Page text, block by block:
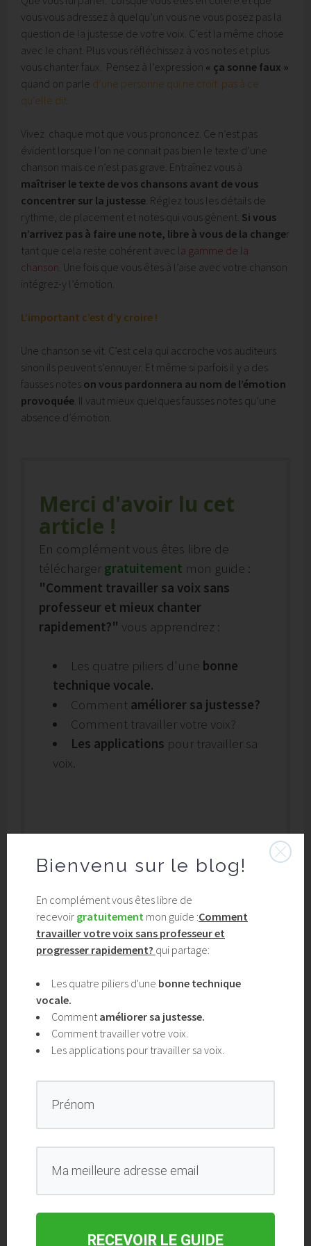
vous vous adressez à quelqu’un vous ne vous posez pas la
question de la justesse de votre voix. C’est la même chose
avec le chant. Plus vous réfléchissez à vos notes et plus
vous chanter faux. Pensez à l’expression « ça sonne faux »
quand on parle d’une personne qui ne croit pas à ce
qu’elle dit.
Vivez chaque mot que vous prononcez. Ce n’est pas
évident lorsque l’on ne connait pas bien le texte d’une
chanson mais ce n’est pas grave. Entraînez vous à
maîtriser le texte de vos chansons avant de vous
concentrer sur la justesse. Réglez tous les détails de
rythme, de placement et notes qui vous gènent. Si vous
n’arrivez pas à faire une note, libre à vous de la changer
tant que cela reste cohérent avec la gamme de la
chanson. Une fois que vous êtes à l’aise avec votre chanson
intégrez-y l’émotion.
L’important c’est d’y croire !
Une chanson se vit. C’est cela qui accroche vos auditeurs
sinon ils peuvent s’ennuyer. Et même si parfois il y a des
fausses notes on vous pardonnera au nom de l’émotion
provoquée. Il vaut mieux quelques fausses notes qu’une
absence d’émotion.
Merci d'avoir lu cet
article !
En complément vous êtes libre de
télécharger gratuitement mon guide :
"Comment travailler sa voix sans
professeur et mieux chanter
rapidement?" vous apprendrez :
Les quatre piliers d'une bonne
technique vocale.
Comment améliorer sa justesse?
Comment travailler votre voix?
Les applications pour travailler sa
voix.
RECEVOIR LE GUIDE
Partager l'article
NAVIGATION
Travailler son oreille:
Bien chanter : Pourquoi votre
Bienvenu sur le blog!
En complément vous êtes libre de
recevoir gratuitement mon guide :Comment
travailler votre voix sans professeur et
progresser rapidement? qui partage:
Les quatre piliers d'une bonne technique
vocale.
Comment améliorer sa justesse.
Comment travailler votre voix.
Les applications pour travailler sa voix.
RECEVOIR LE GUIDE